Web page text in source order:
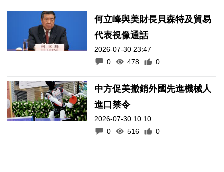
何立峰與美財長貝森特及貿易
代表視像通話
2026-07-30 23:47
0
478 0
中方促美撤銷外國先進機械人
進口禁令
2026-07-30 10:10
0
516 0